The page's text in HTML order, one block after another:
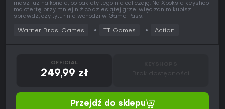
masz już na koncie, bo pakiety tego nie odliczają. Na Xboksie keyshop
ma ofertę przy mniej niż co dziesiątej grze, więc zanim kupisz,
sprawdź, czy tytuł nie wchodzi w Game Pass.
Warner Bros. Games TT Games Action
OFFICIAL
249,99 zł Brak dostępności
Przejdź do sklepu